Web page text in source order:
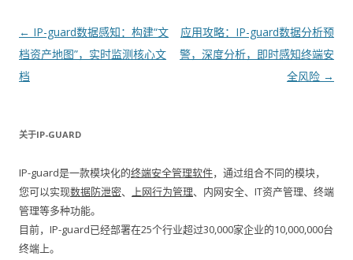
文章导航
← IP-guard数据感知：构建“文
档资产地图”，实时监测核心文
档
应用攻略：IP-guard数据分析预
警，深度分析，即时感知终端安
全风险 →
关于IP-GUARD
IP-guard是一款模块化的终端安全管理软件，通过组合不同的模块，
您可以实现数据防泄密、 上网行为管理、内网安全、IT资产管理、终端
管理等多种功能。
目前，IP-guard已经部署在25个行业超过30,000家企业的10,000,000台
终端上。